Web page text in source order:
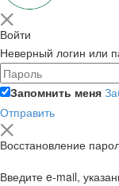
Войти
Неверный логин или
Запомнить меня
Отправить
Восстановление
Введите e-mail,